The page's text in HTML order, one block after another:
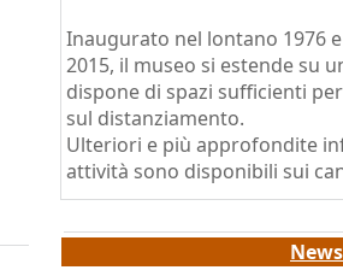
Inaugurato nel lontano 1976
2015, il museo si estende su
dispone di spazi sufficienti
sul distanziamento.
Ulteriori e più approfondite
attività sono disponibili sui